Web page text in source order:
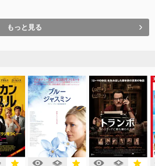
もっと見る